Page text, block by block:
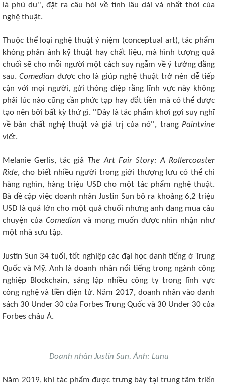
là phù du'', đặt ra câu hỏi về tính lâu dài và nhất thời của
nghệ thuật.
Thuộc thể loại nghệ thuật ý niệm (conceptual art), tác phẩm
không phản ánh kỹ thuật hay chất liệu, mà hình tượng quả
chuối sẽ cho mỗi người một cách suy ngẫm về ý tưởng đằng
sau.Comedian được cho là giúp nghệ thuật trở nên dễ tiếp
cận với mọi người, gửi thông điệp rằng lĩnh vực này không
phải lúc nào cũng cần phức tạp hay đắt tiền mà có thể được
tạo nên bởi bất kỳ thứ gì. ''Đây là tác phẩm khơi gợi suy nghĩ
về bản chất nghệ thuật và giá trị của nó'', trang Paintvine
viết.
Melanie Gerlis, tác giả The Art Fair Story: A Rollercoaster
Ride, cho biết nhiều người trong giới thượng lưu có thể chi
hàng nghìn, hàng triệu USD cho một tác phẩm nghệ thuật.
Bà đề cập việc doanh nhân Justin Sun bỏ ra khoảng 6,2 triệu
USD là quá lớn cho một quả chuối nhưng anh đang mua câu
chuyện của Comedian và mong muốn được nhìn nhận như
một nhà sưu tập.
Justin Sun 34 tuổi, tốt nghiệp các đại học danh tiếng ở Trung
Quốc và Mỹ. Anh là doanh nhân nổi tiếng trong ngành công
nghiệp Blockchain, sáng lập nhiều công ty trong lĩnh vực
công nghệ và tiền điện tử. Năm 2017, doanh nhân vào danh
sách 30 Under 30 của Forbes Trung Quốc và 30 Under 30 của
Forbes châu Á.
Doanh nhân Justin Sun. Ảnh: Lunu
Năm 2019, khi tác phẩm được trưng bày tại trung tâm triển